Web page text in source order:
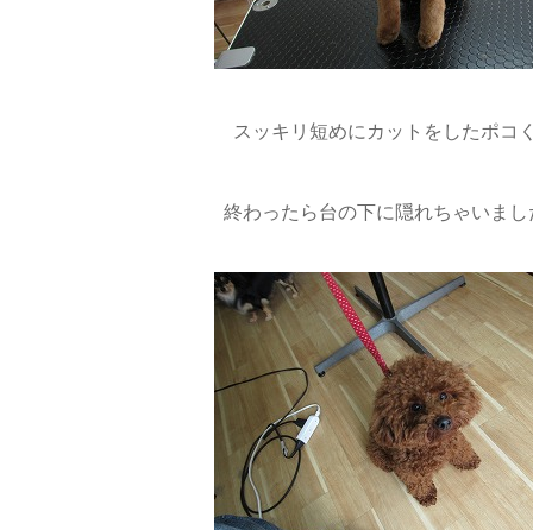
スッキリ短めにカットをしたポコ
終わったら台の下に隠れちゃいまし